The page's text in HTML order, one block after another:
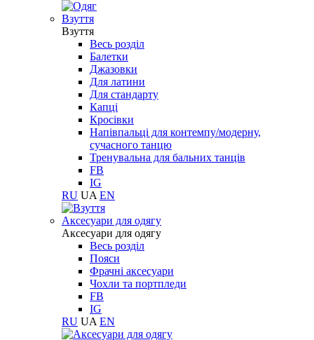
Взуття
Взуття
Весь розділ
Балетки
Джазовки
Для латини
Для стандарту
Капці
Кросівки
Напівпальці для контемпу/модерну,
сучасного танцю
Тренувальна для бальних танців
FB
IG
RU UA EN
Aксесуари для одягу
Aксесуари для одягу
Весь розділ
Пояси
Фрачні аксесуари
Чохли та портпледи
FB
IG
RU UA EN